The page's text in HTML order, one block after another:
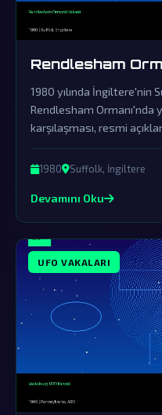
Rendlesham
1980 yılında İngiltere'nin
Rendlesham Ormanı'nda
karşılaşması, resmi
örtbasın ürünüdür. Askeri
yerinde bulunan gizemli
1980 Suffolk, İngiltere
Devamını Oku
UFO VAKALARI